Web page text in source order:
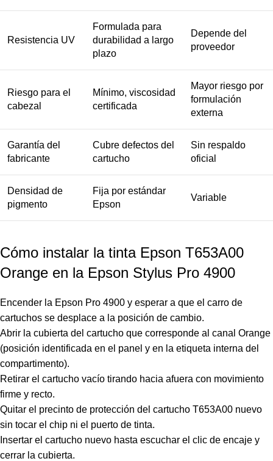
Resistencia UV
Formulada para
durabilidad a largo
plazo
Depende del
proveedor
Riesgo para el
cabezal
Mínimo, viscosidad
certificada
Mayor riesgo por
formulación
externa
Garantía del
fabricante
Cubre defectos del
cartucho
Sin respaldo
oficial
Densidad de
pigmento
Fija por estándar
Epson
Variable
Cómo instalar la tinta Epson T653A00
Orange en la Epson Stylus Pro 4900
Encender la Epson Pro 4900 y esperar a que el carro de
cartuchos se desplace a la posición de cambio.
Abrir la cubierta del cartucho que corresponde al canal Orange
(posición identificada en el panel y en la etiqueta interna del
compartimento).
Retirar el cartucho vacío tirando hacia afuera con movimiento
firme y recto.
Quitar el precinto de protección del cartucho T653A00 nuevo
sin tocar el chip ni el puerto de tinta.
Insertar el cartucho nuevo hasta escuchar el clic de encaje y
cerrar la cubierta.